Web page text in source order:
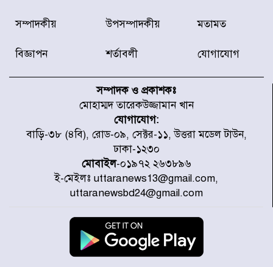
টাইফুন ‘ডলফিনের’ আঘাতে জাপানে
৫ আহত, চীনে বন্দর বন্ধ
বরাদ্দের ঘোষণা স্থানীয় সরকার মন্ত্রীর
জুলাই জাদুঘর ঘুরে দেখলেন এনসিপি
নেতারা
যুক্তরাষ্ট্রে দাবানল নেভাতে গিয়ে
হেলিকপ্টার বিধ্বস্ত, নিহত ১
মজুদদারের সর্বোচ্চ শাস্তি মৃত্যুদণ্ড, তাই
ভেবে মজুদ করবেন : আইনমন্ত্রী
সম্পাদকীয় উপসম্পাদকীয় মতামত
বিজ্ঞাপন শর্তাবলী যোগাযোগ
সম্পাদক ও প্রকাশকঃ
মোহাম্মদ তারেকউজ্জামান খান
যোগাযোগ:
বাড়ি-৩৮ (৪বি), রোড-০৯, সেক্টর-১১, উত্তরা মডেল টাউন,
ঢাকা-১২৩০
মোবাইল-০১৯৭২ ২৬৩৮৯৬
ই-মেইলঃ uttaranews13@gmail.com,
uttaranewsbd24@gmail.com